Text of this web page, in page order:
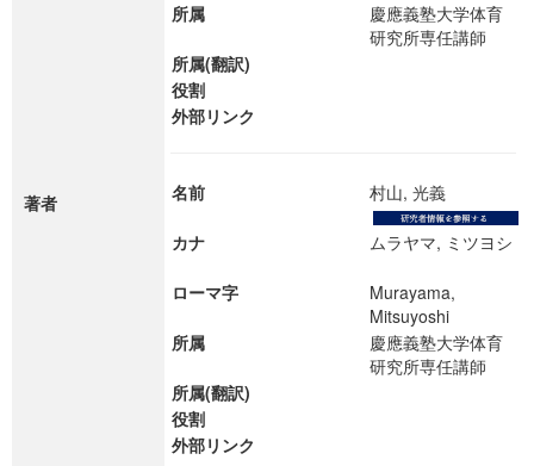
著者
所属
慶應義塾大学体育
研究所専任講師
所属(翻訳)
役割
外部リンク
名前 村山, 光義
カナ ムラヤマ, ミツヨシ
ローマ字
Murayama,
Mitsuyoshi
所属
慶應義塾大学体育
研究所専任講師
所属(翻訳)
役割
外部リンク